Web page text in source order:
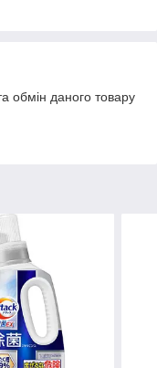
обмін даного товару